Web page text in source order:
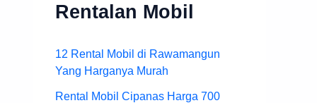
Rentalan Mobil
12 Rental Mobil di Rawamangun
Yang Harganya Murah
Rental Mobil Cipanas Harga 700